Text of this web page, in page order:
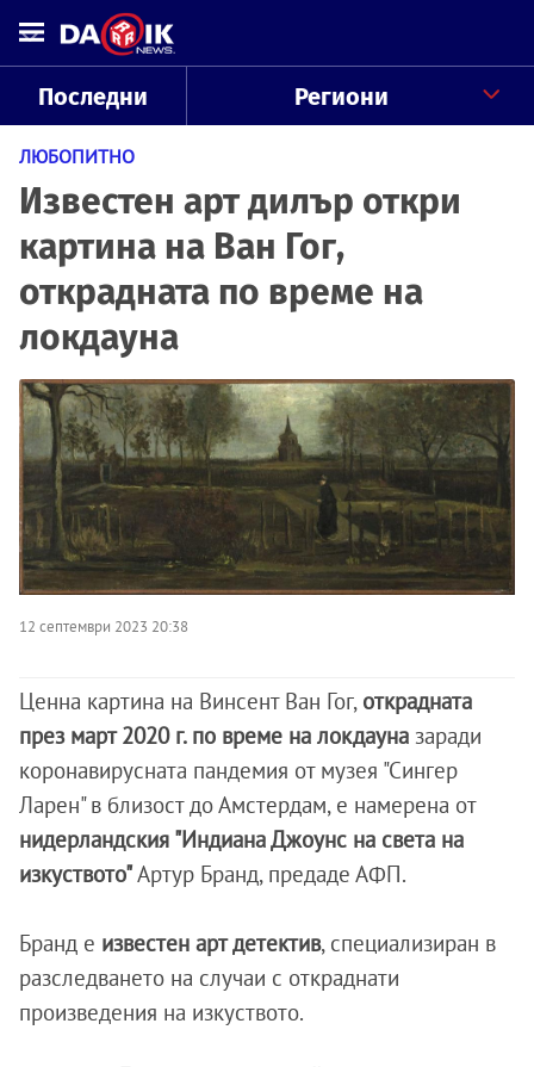
Последни Региони
ЛЮБОПИТНО
Известен арт дилър откри
картина на Ван Гог,
открадната по време на
локдауна
12 септември 2023 20:38
Ценна картина на Винсент Ван Гог, открадната
през март 2020 г. по време на локдауна заради
коронавирусната пандемия от музея "Сингер
Ларен" в близост до Амстердам, е намерена от
нидерландския "Индиана Джоунс на света на
изкуството"Артур Бранд, предаде АФП.
Бранд е известен арт детектив, специализиран в
разследването на случаи с откраднати
произведения на изкуството.